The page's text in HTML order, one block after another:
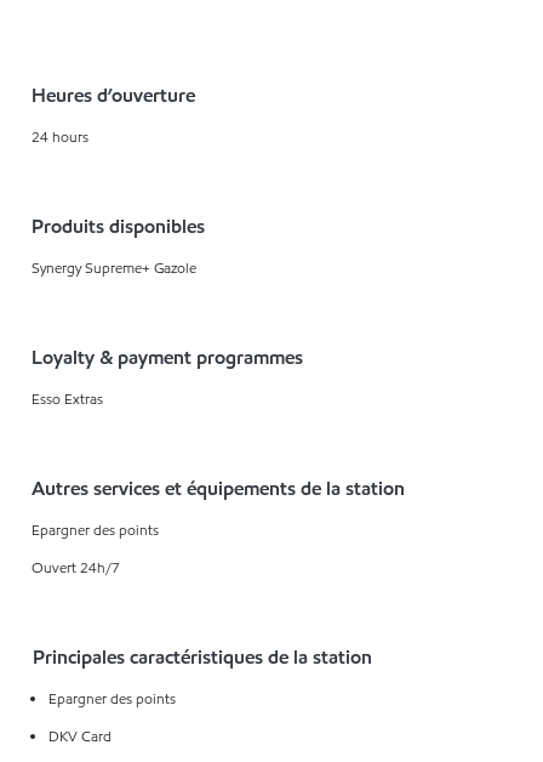
Heures d’ouverture
24 hours
Produits disponibles
Synergy Supreme+ Gazole
Loyalty & payment programmes
Esso Extras
Autres services et équipements de la station
Epargner des points
Ouvert 24h/7
Principales caractéristiques de la station
Epargner des points
DKV Card